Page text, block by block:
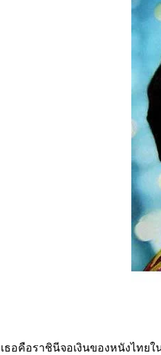
เธอคือราชินีจอเงินของหนังไทย